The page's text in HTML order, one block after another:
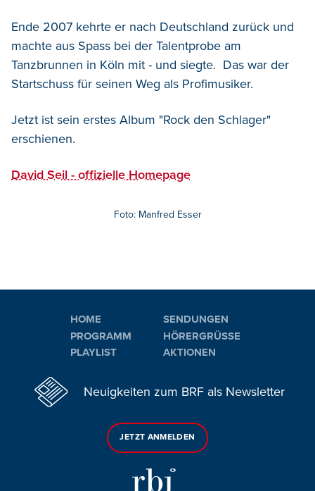
Ende 2007 kehrte er nach Deutschland zurück und
machte aus Spass bei der Talentprobe am
Tanzbrunnen in Köln mit - und siegte. Das war der
Startschuss für seinen Weg als Profimusiker.
Jetzt ist sein erstes Album "Rock den Schlager"
erschienen.
David Seil - offizielle Homepage
Foto: Manfred Esser
HOME
PROGRAMM
PLAYLIST
SENDUNGEN
HÖRERGRÜSSE
AKTIONEN
Neuigkeiten zum BRF als Newsletter
JETZT ANMELDEN